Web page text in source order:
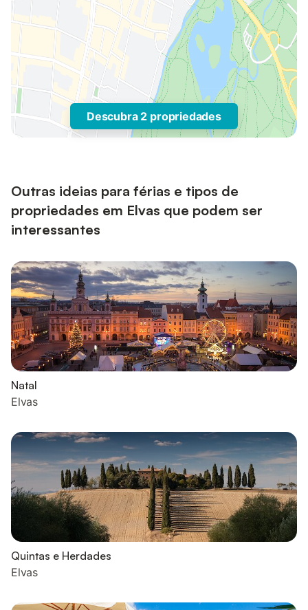
Descubra 2 propriedades
Outras ideias para férias e tipos de
propriedades em Elvas que podem ser
interessantes
Natal
Elvas
Quintas e Herdades
Elvas